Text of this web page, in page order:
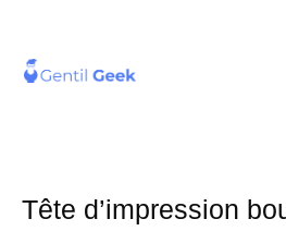
Tête d’impression